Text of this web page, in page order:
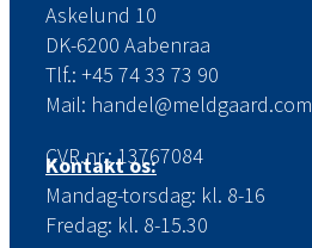
Askelund 10
DK-6200 Aabenraa
Tlf.: +45 74 33 73 90
Mail: handel@meldgaard.com
CVR.nr.: 13767084
Kontakt os:
Mandag-torsdag: kl. 8-16
Fredag: kl. 8-15.30